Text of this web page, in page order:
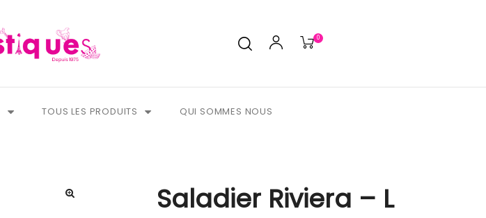
0
TOUS LES PRODUITS QUI SOMMES NOUS
Saladier Riviera – L